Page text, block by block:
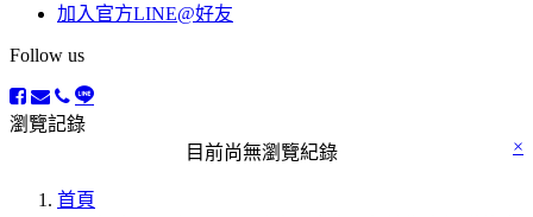
加入官方LINE@好友
Follow us
瀏覽記錄
×
目前尚無瀏覽紀錄
首頁